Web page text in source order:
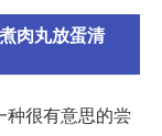
肉丸放蛋清
很有意思的尝